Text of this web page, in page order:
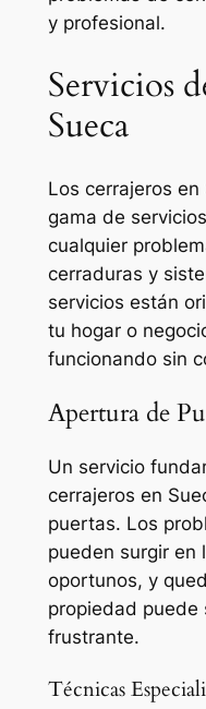
y profesional.
Servicios
Sueca
Los cerrajeros
gama de
cualquier
cerraduras y
servicios están
tu hogar o
funcionando sin
Apertura de
Un servicio
cerrajeros en
puertas. Los
pueden surgir en
oportunos, y
propiedad puede
frustrante.
Técnicas